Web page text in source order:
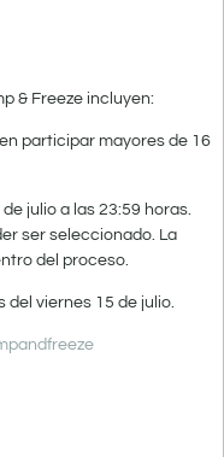
& Freeze incluyen:
participar mayores de 16
julio a las 23:59 horas.
ser seleccionado. La
del proceso.
viernes 15 de julio.